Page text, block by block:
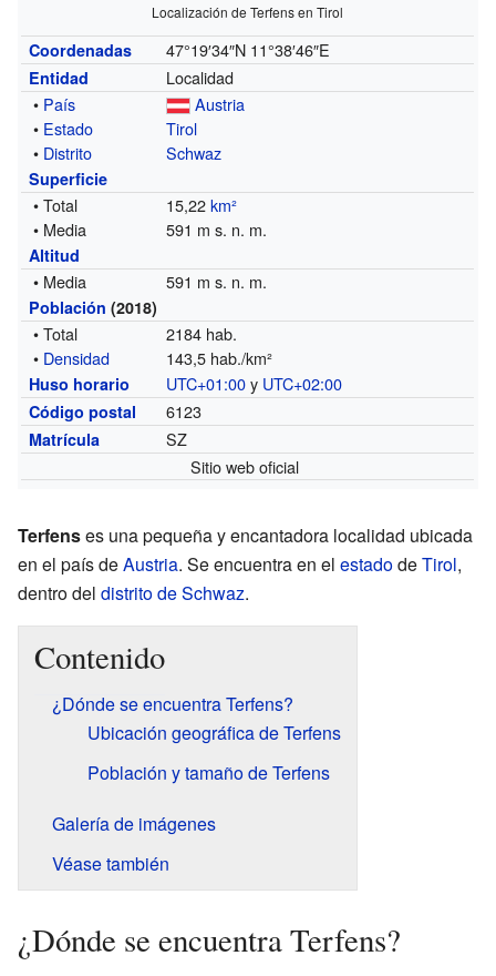
Localización de Terfens en Tirol
Coordenadas 47°19′34″N 11°38′46″E
Entidad
Localidad
• País
Austria
• Estado
Tirol
• Distrito Schwaz
Superficie
• Total 15,22km²
• Media
591 m s. n. m.
Altitud
• Media 591 m s. n. m.
Población (2018)
• Total
2184 hab.
• Densidad 143,5 hab./km²
Huso horario UTC+01:00y UTC+02:00
Código postal 6123
Matrícula
SZ
Sitio web oficial
Terfenses una pequeña y encantadora localidad ubicada
en el país deAustria. Se encuentra en el estadodeTirol,
dentro del distrito de Schwaz.
Contenido
¿Dónde se encuentra Terfens?
Ubicación geográfica de Terfens
Población y tamaño de Terfens
Galería de imágenes
Véase también
¿Dónde se encuentra Terfens?